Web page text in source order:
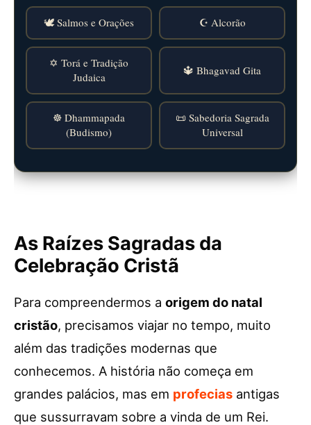
🕊️ Salmos e Orações ☪️ Alcorão
✡️ Torá e Tradição
Judaica
🔱 Bhagavad Gita
☸️ Dhammapada
(Budismo)
📜 Sabedoria Sagrada
Universal
As Raízes Sagradas da
Celebração Cristã
Para compreendermos a origem do natal
cristão, precisamos viajar no tempo, muito
além das tradições modernas que
conhecemos. A história não começa em
grandes palácios, mas em profecias antigas
que sussurravam sobre a vinda de um Rei.